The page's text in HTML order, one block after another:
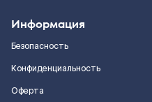
Информация
Безопасность
Конфиденциальность
Оферта